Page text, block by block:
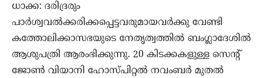
ധാക്ക: ദരിദ്രരും
പാര്‍ശ്വവല്‍ക്കരിക്കപ്പെട്ടവരുമായവര്‍ക്കു വേണ്ടി
കത്തോലിക്കാസഭയുടെ നേതൃത്വത്തില്‍ ബംഗ്ലാദേശില്‍
ആശുപത്രി ആരംഭിക്കുന്നു. 20 കിടക്കകളുള്ള സെന്റ്
ജോണ്‍ വിയാനി ഹോസ്പിറ്റല്‍ നവംബര്‍ മുതല്‍